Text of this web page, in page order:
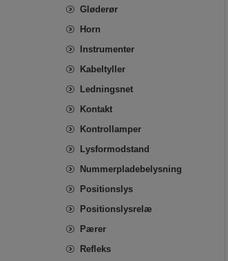
Gløderør
Horn
Instrumenter
Kabeltyller
Ledningsnet
Kontakt
Kontrollamper
Lysformodstand
Nummerpladebelysning
Positionslys
Positionslysrelæ
Pærer
Refleks